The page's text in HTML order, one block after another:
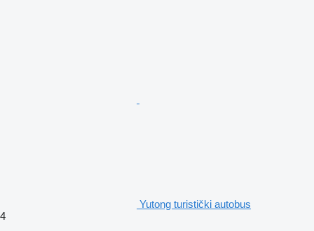
Yutong turistički autobus
4